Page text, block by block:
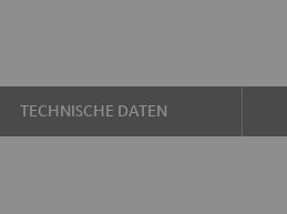
TECHNISCHE DATEN